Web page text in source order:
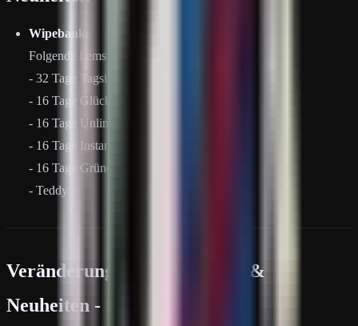
Wipebank:
Folgende Items sind jetzt wipebankfähig:
- 32 Tage Tagsicht,
- 16 Tage Glückspilz,
- 16 Tage Unlimited Teleport,
- 16 Tage Instant Teleport,
- 16 Tage Grüner Daumen
- Teddy.
Veränderungen, Änderungen &
Neuheiten - 13.06.26